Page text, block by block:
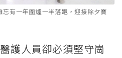
有一年圍爐一半落跑，迎接除夕寶
護人員卻必須堅守崗